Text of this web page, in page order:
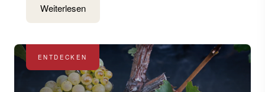
Weiterlesen
ENTDECKEN